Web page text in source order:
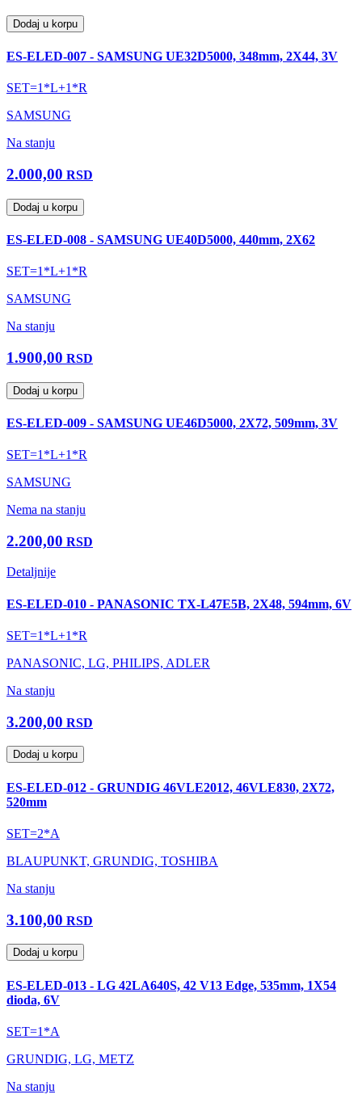
Dodaj u korpu
ES-ELED-007 - SAMSUNG UE32D5000, 348mm, 2X44, 3V
SET=1*L+1*R
SAMSUNG
Na stanju
2.000,00 RSD
Dodaj u korpu
ES-ELED-008 - SAMSUNG UE40D5000, 440mm, 2X62
SET=1*L+1*R
SAMSUNG
Na stanju
1.900,00 RSD
Dodaj u korpu
ES-ELED-009 - SAMSUNG UE46D5000, 2X72, 509mm, 3V
SET=1*L+1*R
SAMSUNG
Nema na stanju
2.200,00 RSD
Detaljnije
ES-ELED-010 - PANASONIC TX-L47E5B, 2X48, 594mm, 6V
SET=1*L+1*R
PANASONIC, LG, PHILIPS, ADLER
Na stanju
3.200,00 RSD
Dodaj u korpu
ES-ELED-012 - GRUNDIG 46VLE2012, 46VLE830, 2X72,
520mm
SET=2*A
BLAUPUNKT, GRUNDIG, TOSHIBA
Na stanju
3.100,00 RSD
Dodaj u korpu
ES-ELED-013 - LG 42LA640S, 42 V13 Edge, 535mm, 1X54
dioda, 6V
SET=1*A
GRUNDIG, LG, METZ
Na stanju